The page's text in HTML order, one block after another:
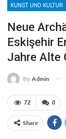
KUNST UND KULTUR
Neue
Eskişehir
Jahre Alte
By Admin
0
72
Share